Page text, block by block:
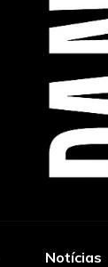
Notícias